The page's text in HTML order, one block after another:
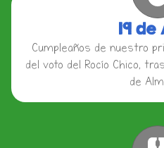
19 de
Cumpleaños de nuestro
del voto del Rocío Chico,
de